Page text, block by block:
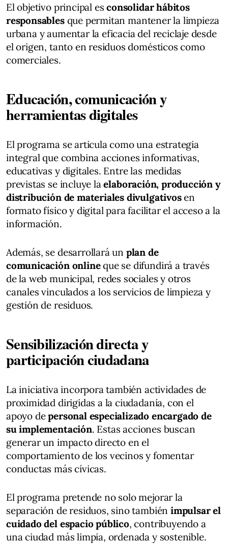
El objetivo principal esconsolidar hábitos
responsablesque permitan mantener la limpieza
urbana y aumentar la eficacia del reciclaje desde
el origen, tanto en residuos domésticos como
comerciales.
Educación, comunicación y
herramientas digitales
El programa se articula como una estrategia
integral que combina acciones informativas,
educativas y digitales. Entre las medidas
previstas se incluye laelaboración, producción y
distribución de materiales divulgativosen
formato físico y digital para facilitar el acceso a la
información.
Además, se desarrollará un plan de
comunicación onlineque se difundirá a través
de la web municipal, redes sociales y otros
canales vinculados a los servicios de limpieza y
gestión de residuos.
Sensibilización directa y
participación ciudadana
La iniciativa incorpora también actividades de
proximidad dirigidas a la ciudadanía, con el
apoyo depersonal especializado encargado de
su implementación. Estas acciones buscan
generar un impacto directo en el
comportamiento de los vecinos y fomentar
conductas más cívicas.
El programa pretende no solo mejorar la
separación de residuos, sino también impulsar el
cuidado del espacio público, contribuyendo a
una ciudad más limpia, ordenada y sostenible.